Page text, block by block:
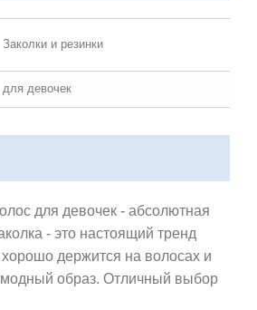
Заколки и резинки
для девочек
для девочек - абсолютная
- это настоящий тренд
держится на волосах и
образ. Отличный выбор